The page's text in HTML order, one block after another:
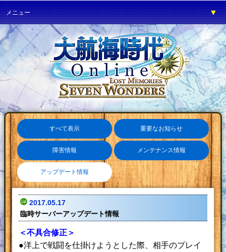
メニュー ▼
ゲーム紹介 ▼
プレイガイド ▼
サービス ▼
イベント ▼
開発の部屋 ▼
サポート ▼
ファンワールド ▼
ネットカフェ
すべて表示 重要なお知らせ
障害情報 メンテナンス情報
アップデート情報
2017.05.17
臨時サーバーアップデート情報
＜不具合修正＞
●洋上で戦闘を仕掛けようとした際、相手のプレイ